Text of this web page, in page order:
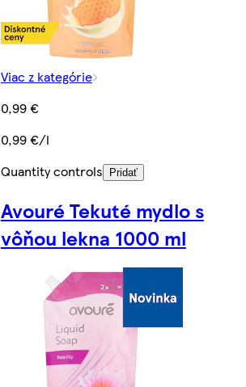
Viac z kategórie
0,99 €
0,99 €/l
Quantity controls
Pridať
Avouré Tekuté mydlo s
vôňou lekna 1000 ml